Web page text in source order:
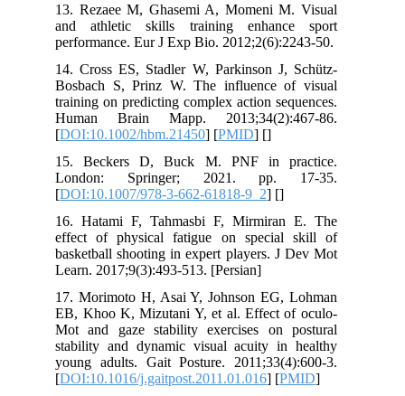
13. Rezaee M, Ghasemi A, Momeni
and athletic skills training
performance. Eur J Exp Bio.
14. Cross ES, Stadler W, Parkinson J,
Bosbach S, Prinz W. The influence
training on predicting complex action
Human Brain Mapp.
[DOI:10.1002/hbm.21450
15. Beckers D, Buck M. PNF in
London: Springer; 2021. pp.
[DOI:10.1007/978-3-662-61818-9_2
16. Hatami F, Tahmasbi F,
effect of physical fatigue on
basketball shooting in expert players. J
Learn. 2017;9(3):493-513. [Persian]
17. Morimoto H, Asai Y, Johnson EG,
EB, Khoo K, Mizutani Y, et al. Effect
Mot and gaze stability exercises on
stability and dynamic visual acuity
young adults. Gait Posture.
[DOI:10.1016/j.gaitpost.2011.01.016